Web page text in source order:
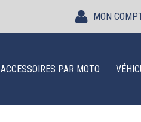
MON
ACCESSOIRES PAR MOTO